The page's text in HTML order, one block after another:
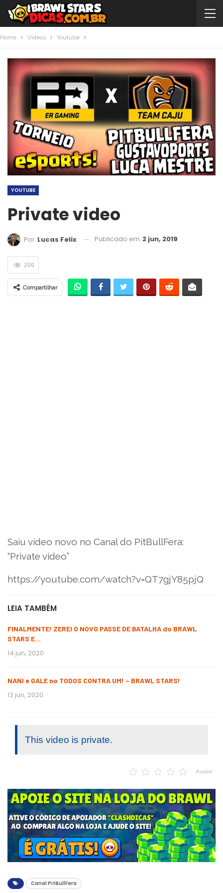
Home Videos Youtube
YOUTUBE
Private video
Por Lucas Felix Publicado em 2 jun, 2019
200
Compartilhar
Saiu vídeo novo no Canal do PitBullFera:
“Private video”
https://youtube.com/watch?v=QT7gjY85pjQ
LEIA TAMBÉM
FINALMENTE! ZEREI O NOVO PASSE DE BATALHA do BRAWL
STARS E…
14 jun, 2020
NANI e GALE no TODOS CONTRA UM! – BRAWL STARS!
13 jun, 2020
This video is private.
Avalie
Canal PitBullFera